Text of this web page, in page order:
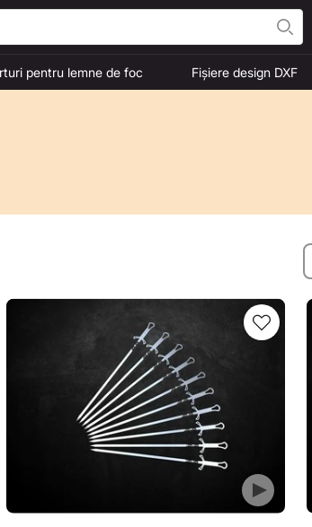
pentru lemne de foc Fișiere design DXF